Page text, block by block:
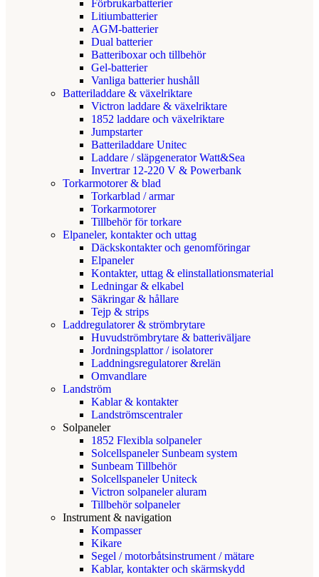
Förbrukarbatterier
Litiumbatterier
AGM-batterier
Dual batterier
Batteriboxar och tillbehör
Gel-batterier
Vanliga batterier hushåll
Batteriladdare & växelriktare
Victron laddare & växelriktare
1852 laddare och växelriktare
Jumpstarter
Batteriladdare Unitec
Laddare / släpgenerator Watt&Sea
Invertrar 12-220 V & Powerbank
Torkarmotorer & blad
Torkarblad / armar
Torkarmotorer
Tillbehör för torkare
Elpaneler, kontakter och uttag
Däckskontakter och genomföringar
Elpaneler
Kontakter, uttag & elinstallationsmaterial
Ledningar & elkabel
Säkringar & hållare
Tejp & strips
Laddregulatorer & strömbrytare
Huvudströmbrytare & batteriväljare
Jordningsplattor / isolatorer
Laddningsregulatorer &relän
Omvandlare
Landström
Kablar & kontakter
Landströmscentraler
Solpaneler
1852 Flexibla solpaneler
Solcellspaneler Sunbeam system
Sunbeam Tillbehör
Solcellspaneler Uniteck
Victron solpaneler aluram
Tillbehör solpaneler
Instrument & navigation
Kompasser
Kikare
Segel / motorbåtsinstrument / mätare
Kablar, kontakter och skärmskydd